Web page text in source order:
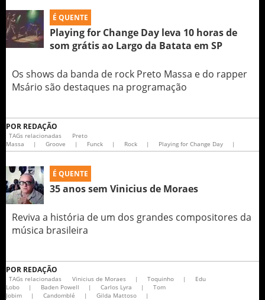
É QUENTE
Playing for Change Day leva 10 horas de
som grátis ao Largo da Batata em SP
Os shows da banda de rock Preto Massa e do rapper
Msário são destaques na programação
POR REDAÇÃO
TAGs relacionadas
Preto
Massa
| Groove | Funck | Rock | Playing for Change Day |
É QUENTE
35 anos sem Vinicius de Moraes
Reviva a história de um dos grandes compositores da
música brasileira
POR REDAÇÃO
TAGs relacionadas Vinicius de Moraes | Toquinho |
Edu
Lobo
| Baden Powell | Carlos Lyra |
Tom
Jobim
| Candomblé | Gilda Mattoso |